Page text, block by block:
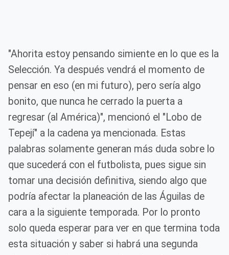
"Ahorita estoy pensando simiente en lo que es la
Selección. Ya después vendrá el momento de
pensar en eso (en mi futuro), pero sería algo
bonito, que nunca he cerrado la puerta a
regresar (al América)", mencionó el "Lobo de
Tepejí" a la cadena ya mencionada. Estas
palabras solamente generan más duda sobre lo
que sucederá con el futbolista, pues sigue sin
tomar una decisión definitiva, siendo algo que
podría afectar la planeación de las Águilas de
cara a la siguiente temporada. Por lo pronto
solo queda esperar para ver en que termina toda
esta situación y saber si habrá una segunda